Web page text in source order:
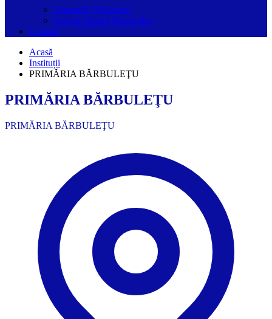
Grupurile Whatsapp
Spațiul Ghidul Primăriilor
Contact
Acasă
Instituții
PRIMĂRIA BĂRBULEŢU
PRIMĂRIA BĂRBULEŢU
PRIMĂRIA BĂRBULEŢU